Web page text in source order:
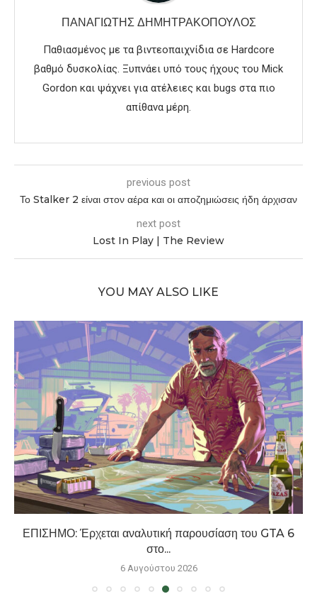
ΠΑΝΑΓΙΏΤΗΣ ΔΗΜΗΤΡΑΚΌΠΟΥΛΟΣ
Παθιασμένος με τα βιντεοπαιχνίδια σε Hardcore
βαθμό δυσκολίας. Ξυπνάει υπό τους ήχους του Mick
Gordon και ψάχνει για ατέλειες και bugs στα πιο
απίθανα μέρη.
previous post
Το Stalker 2 είναι στον αέρα και οι αποζημιώσεις ήδη άρχισαν
next post
Lost In Play | The Review
YOU MAY ALSO LIKE
XBOX: Νέες δυνατότητες για καταγραφές, cloud saves
και...
5 Αυγούστου 2026